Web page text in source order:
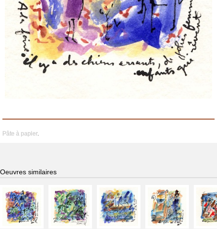
Pâte à papier.
Oeuvres similaires